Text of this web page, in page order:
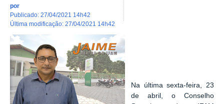
por
publicado: 27/04/2021 14h42
última modificação: 27/04/2021 14h42
Na última sexta-feira, 23
de abril, o Conselho